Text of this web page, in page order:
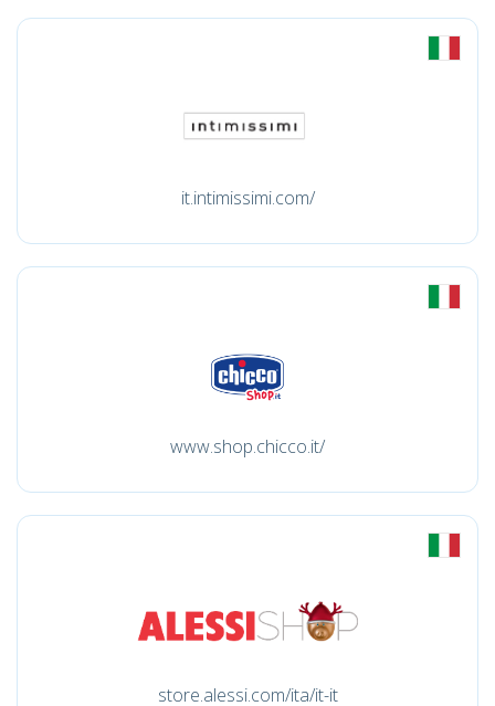
it.intimissimi.com/
www.shop.chicco.it/
store.alessi.com/ita/it-it